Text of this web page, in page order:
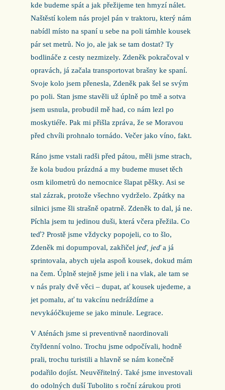
kde budeme spát a jak přežijeme ten hmyzí nálet.
Naštěstí kolem nás projel pán v traktoru, který nám
nabídl místo na spaní u sebe na poli támhle kousek
pár set metrů. No jo, ale jak se tam dostat? Ty
bodlináče z cesty nezmizely. Zdeněk pokračoval v
opravách, já začala transportovat brašny ke spaní.
Svoje kolo jsem přenesla, Zdeněk pak šel se svým
po poli. Stan jsme stavěli už úplně po tmě a sotva
jsem usnula, probudil mě had, co nám lezl po
moskytiéře. Pak mi přišla zpráva, že se Moravou
před chvíli prohnalo tornádo. Večer jako víno, fakt.
Ráno jsme vstali radši před pátou, měli jsme strach,
že kola budou prázdná a my budeme muset těch
osm kilometrů do nemocnice šlapat pěšky. Asi se
stal zázrak, protože všechno vydrželo. Zpátky na
silnici jsme šli strašně opatrně. Zdeněk to dal, já ne.
Píchla jsem tu jedinou duši, která včera přežila. Co
teď? Prostě jsme vždycky popojeli, co to šlo,
Zdeněk mi dopumpoval, zakřičel jeď, jeďa já
sprintovala, abych ujela aspoň kousek, dokud mám
na čem. Úplně stejně jsme jeli i na vlak, ale tam se
v nás praly dvě věci – dupat, ať kousek ujedeme, a
jet pomalu, ať tu vakcínu nedráždíme a
nevykáóčkujeme se jako minule. Legrace.
V Aténách jsme si preventivně naordinovali
čtyřdenní volno. Trochu jsme odpočívali, hodně
prali, trochu turistili a hlavně se nám konečně
podařilo dojíst. Neuvěřitelný. Také jsme investovali
do odolných duší Tubolito s roční zárukou proti